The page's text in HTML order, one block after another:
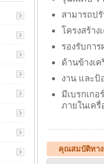
สามารถป
โครงสร้า
รองรับกา
ด้านข้างเ
งาน และป้
มีเบรกเก
ภายในเครื่
คุณสมบัติทา